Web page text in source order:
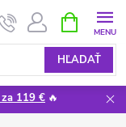
HĽADAŤ
KOŠÍK
119 € 🔥